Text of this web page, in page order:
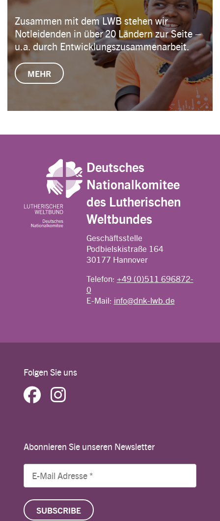
Zusammen mit dem LWB stehen wir
Notleidenden in über 20 Ländern zur Seite –
u.a. durch Entwicklungszusammenarbeit.
MEHR
Deutsches
Nationalkomitee
des Lutherischen
Weltbundes
Geschäftsstelle
Podbielskistraße 164
30177 Hannover
Telefon: +49 (0)511 696872-
0
E-Mail: info@dnk-lwb.de
Folgen Sie uns
Abonnieren Sie unseren Newsletter